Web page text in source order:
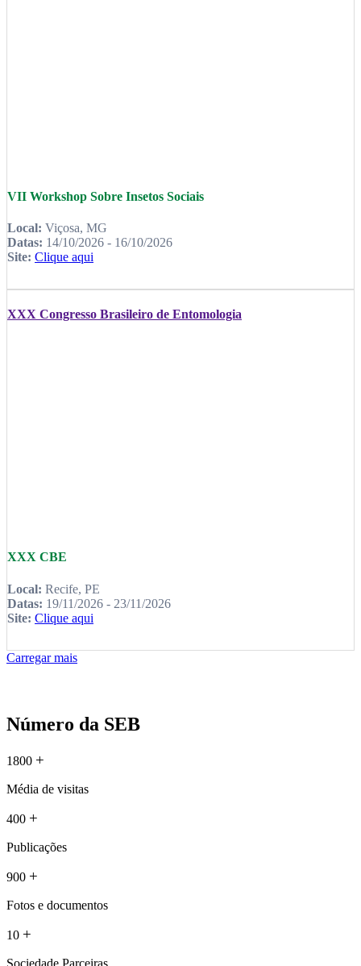
VII Workshop Sobre Insetos Sociais
Local: Viçosa, MG
Datas: 14/10/2026 - 16/10/2026
Site: Clique aqui
XXX Congresso Brasileiro de Entomologia
XXX CBE
Local: Recife, PE
Datas: 19/11/2026 - 23/11/2026
Site: Clique aqui
Carregar mais
Número da SEB
1800 +
Média de visitas
400 +
Publicações
900 +
Fotos e documentos
10 +
Sociedade Parceiras